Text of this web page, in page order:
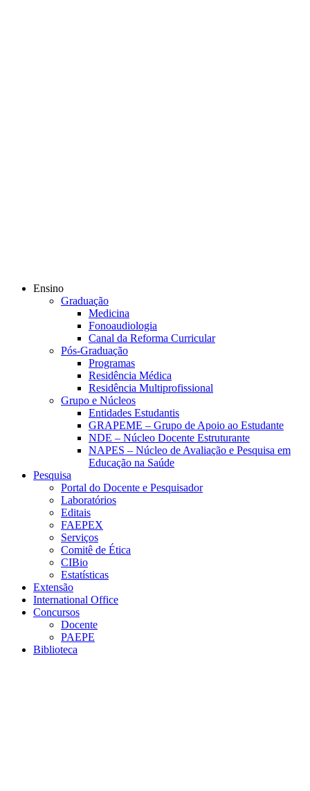
Ensino
Graduação
Medicina
Fonoaudiologia
Canal da Reforma Curricular
Pós-Graduação
Programas
Residência Médica
Residência Multiprofissional
Grupo e Núcleos
Entidades Estudantis
GRAPEME – Grupo de Apoio ao Estudante
NDE – Núcleo Docente Estruturante
NAPES – Núcleo de Avaliação e Pesquisa em
Educação na Saúde
Pesquisa
Portal do Docente e Pesquisador
Laboratórios
Editais
FAEPEX
Serviços
Comitê de Ética
CIBio
Estatísticas
Extensão
International Office
Concursos
Docente
PAEPE
Biblioteca